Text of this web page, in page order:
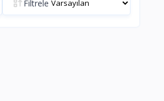
Filtrele